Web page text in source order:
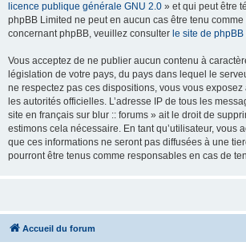
licence publique générale GNU 2.0 » et qui peut être
phpBB Limited ne peut en aucun cas être tenu
concernant phpBB, veuillez consulter le site de phpBB
Vous acceptez de ne publier aucun contenu à
législation de votre pays, du pays dans lequel le
ne respectez pas ces dispositions, vous vous
les autorités officielles. L’adresse IP de tous les
site en français sur blur :: forums » ait le droit de
estimons cela nécessaire. En tant qu’utilisateur,
que ces informations ne seront pas diffusées à une
pourront être tenus comme responsables en cas de
Accueil du forum